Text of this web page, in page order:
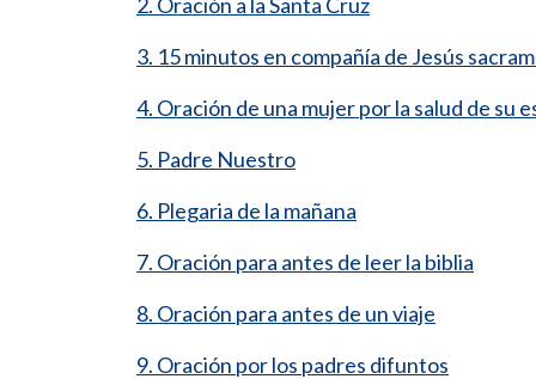
3. 15 minutos en compañía de Jesús
4. Oración de una mujer por la salud de su
5. Padre Nuestro
6. Plegaria de la mañana
7. Oración para antes de leer la biblia
8. Oración para antes de un viaje
9. Oración por los padres difuntos